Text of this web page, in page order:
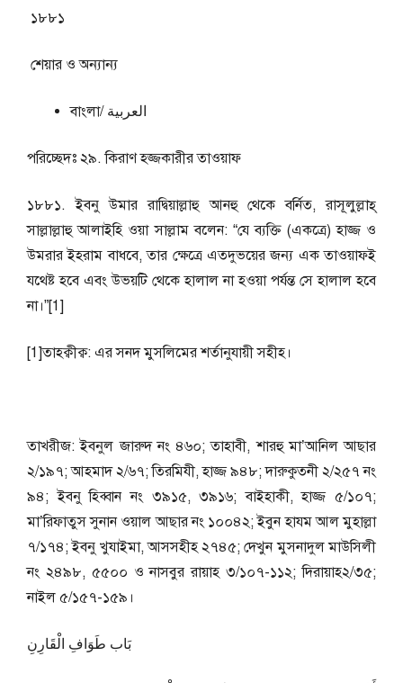
১৮৮১
শেয়ার ও অন্যান্য
বাংলা/ العربية
পরিচ্ছেদঃ ২৯. কিরাণ হজ্জকারীর তাওয়াফ
১৮৮১. ইবনু উমার রাদ্বিয়াল্লাহু আনহু থেকে বর্নিত, রাসূলুল্লাহ্
সাল্লাল্লাহু আলাইহি ওয়া সাল্লাম বলেন: “যে ব্যক্তি (একত্রে) হাজ্জ ও
উমরার ইহরাম বাধবে, তার ক্ষেত্রে এতদুভয়ের জন্য এক তাওয়াফই
যথেষ্ট হবে এবং উভয়টি থেকে হালাল না হওয়া পর্যন্ত সে হালাল হবে
না।”[1]
[1]তাহক্বীক্ব: এর সনদ মুসলিমের শর্তানুযায়ী সহীহ।
তাখরীজ: ইবনুল জারুদ নং ৪৬০; তাহাবী, শারহু মা’আনিল আছার
২/১৯৭; আহমাদ ২/৬৭; তিরমিযী, হাজ্জ ৯৪৮; দারুকুতনী ২/২৫৭ নং
৯৪; ইবনু হিব্বান নং ৩৯১৫, ৩৯১৬; বাইহাকী, হাজ্জ ৫/১০৭;
মা’রিফাতুস সুনান ওয়াল আছার নং ১০০৪২; ইবুন হাযম আল মুহাল্লা
৭/১৭৪; ইবনু খুযাইমা, আসসহীহ ২৭৪৫; দেখুন মুসনাদুল মাউসিলী
নং ২৪৯৮, ৫৫০০ ও নাসবুর রায়াহ ৩/১০৭-১১২; দিরায়াহ২/৩৫;
নাইল ৫/১৫৭-১৫৯।
بَاب طَوَافِ الْقَارِنِ